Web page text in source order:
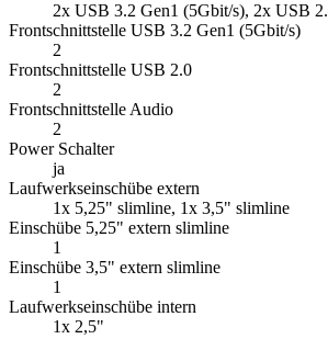
2x USB 3.2 Gen1 (5Gbit/s), 2x USB
Frontschnittstelle USB 3.2 Gen1 (5Gbit/s)
2
Frontschnittstelle USB 2.0
2
Frontschnittstelle Audio
2
Power Schalter
ja
Laufwerkseinschübe extern
1x 5,25" slimline, 1x 3,5" slimline
Einschübe 5,25" extern slimline
1
Einschübe 3,5" extern slimline
1
Laufwerkseinschübe intern
1x 2,5"